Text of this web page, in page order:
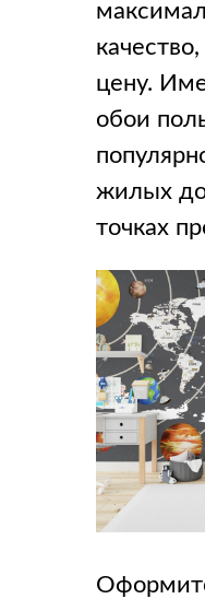
цену.
обои
жилых
точках